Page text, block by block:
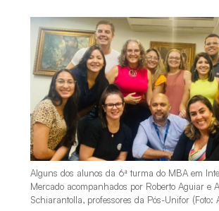
Alguns dos alunos da 6ª turma do MBA em
Mercado acompanhados por Roberto Aguiar e
Schiarantolla, professores da Pós-Unifor (Foto: